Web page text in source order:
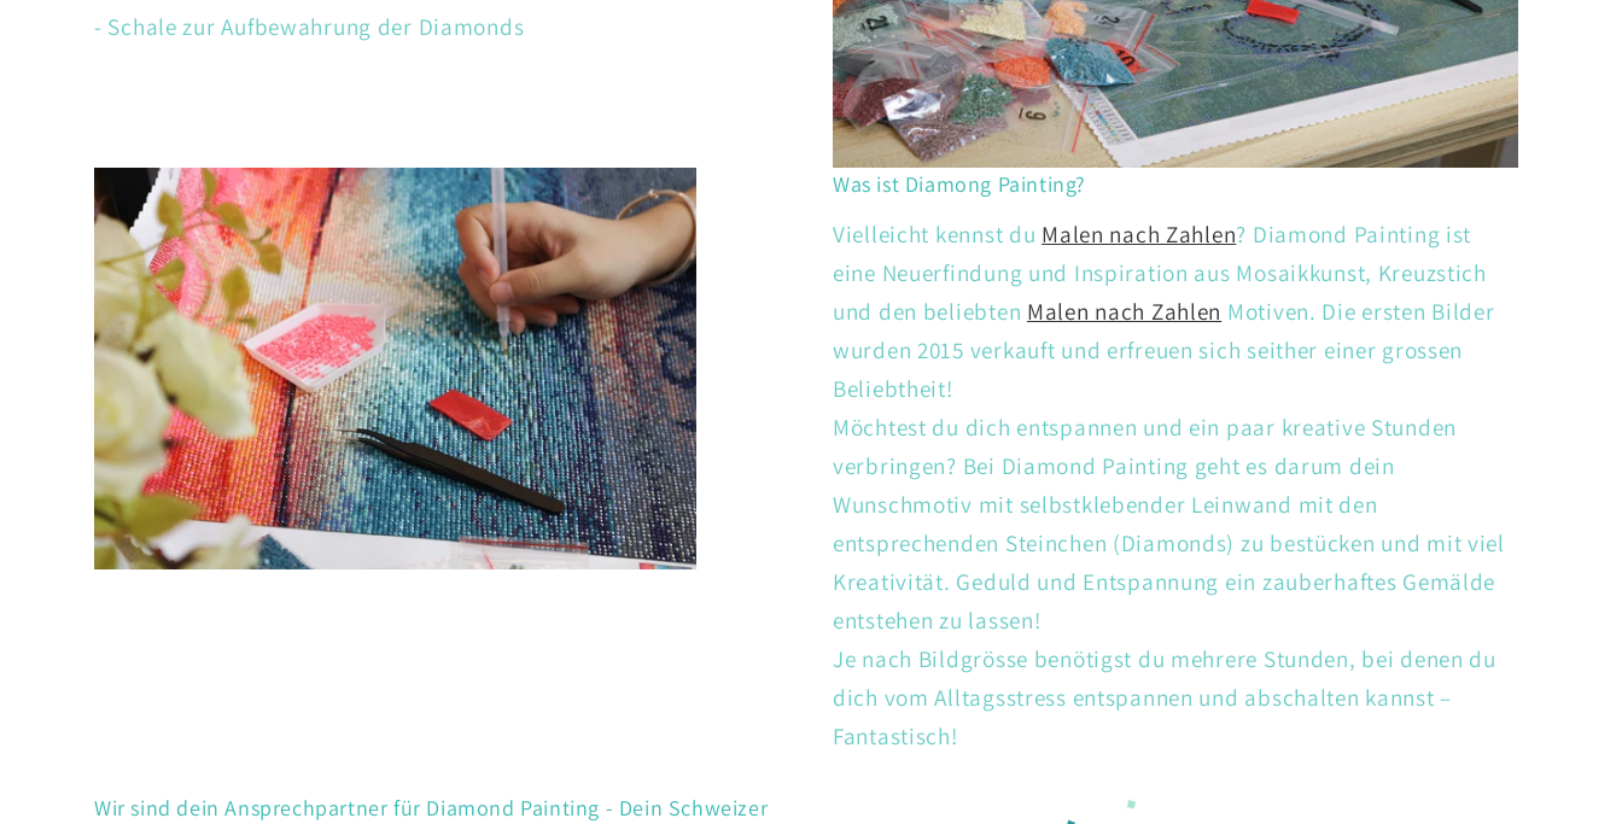
- Schale zur Aufbewahrung der Diamonds
Was ist Diamong Painting?
Vielleicht kennst du Malen nach Zahlen? Diamond Painting ist
eine Neuerfindung und Inspiration aus Mosaikkunst, Kreuzstich
und den beliebten Malen nach Zahlen Motiven. Die ersten Bilder
wurden 2015 verkauft und erfreuen sich seither einer grossen
Beliebtheit!
Möchtest du dich entspannen und ein paar kreative Stunden
verbringen? Bei Diamond Painting geht es darum dein
Wunschmotiv mit selbstklebender Leinwand mit den
entsprechenden Steinchen (Diamonds) zu bestücken und mit viel
Kreativität. Geduld und Entspannung ein zauberhaftes Gemälde
entstehen zu lassen!
Je nach Bildgrösse benötigst du mehrere Stunden, bei denen du
dich vom Alltagsstress entspannen und abschalten kannst –
Fantastisch!
Wir sind dein Ansprechpartner für Diamond Painting - Dein Schweizer